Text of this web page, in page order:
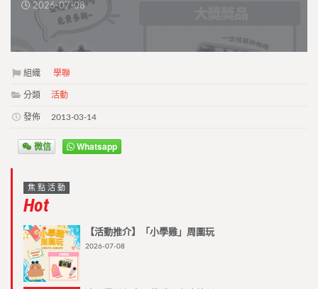
2026-07-08
組織 學聯
分類 活動
發佈 2013-03-14
微信 Whatsapp
焦點活動
Hot
【活動推介】「小學雞」周圍玩
2026-07-08